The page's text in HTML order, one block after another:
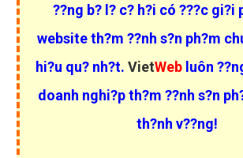
??ng b? l? c? h?i có ???c gi?i
website th?m ??nh s?n ph?m
hi?u qu? nh?t. VietWeb luôn
doanh nghi?p th?m ??nh s?n
th?nh v??ng!